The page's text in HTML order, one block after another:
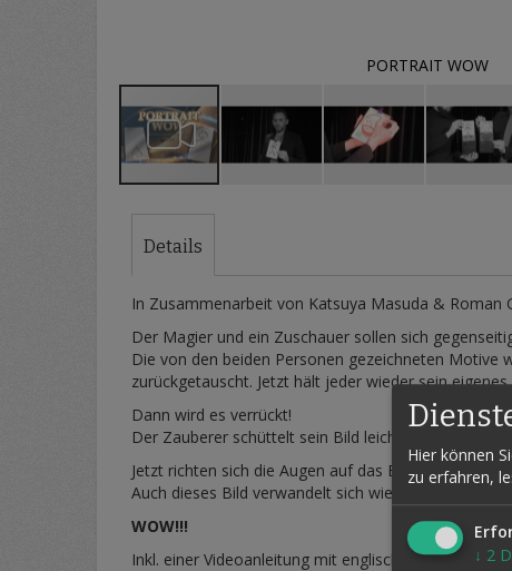
PORTRAIT WOW
Details
In Zusammenarbeit von Katsuya Masuda & Roman
Der Magier und ein Zuschauer sollen sich
Die von den beiden Personen gezeichneten Motive
zurückgetauscht. Jetzt hält jeder wieder sein
Dann wird es verrückt!
Der Zauberer schüttelt sein Bild leicht, und vor den
Jetzt richten sich die Augen auf das Bild, welches
Auch dieses Bild verwandelt sich wie von
WOW!!!
Inkl. einer Videoanleitung mit englischen Untertiteln
Hier können
zu erfahren,
↓ 2